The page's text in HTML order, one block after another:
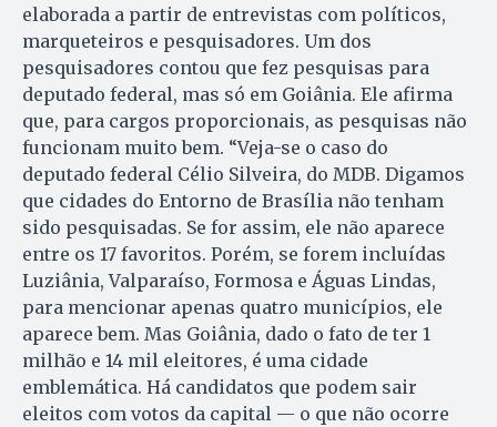
elaborada a partir de entrevistas com políticos,
marqueteiros e pesquisadores. Um dos
pesquisadores contou que fez pesquisas para
deputado federal, mas só em Goiânia. Ele afirma
que, para cargos proporcionais, as pesquisas não
funcionam muito bem. “Veja-se o caso do
deputado federal Célio Silveira, do MDB. Digamos
que cidades do Entorno de Brasília não tenham
sido pesquisadas. Se for assim, ele não aparece
entre os 17 favoritos. Porém, se forem incluídas
Luziânia, Valparaíso, Formosa e Águas Lindas,
para mencionar apenas quatro municípios, ele
aparece bem. Mas Goiânia, dado o fato de ter 1
milhão e 14 mil eleitores, é uma cidade
emblemática. Há candidatos que podem sair
eleitos com votos da capital — o que não ocorre